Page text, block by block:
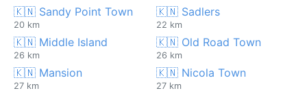
🇰🇳 Sandy Point Town
20 km
🇰🇳 Sadlers
22 km
🇰🇳 Middle Island
26 km
🇰🇳 Old Road Town
26 km
🇰🇳 Mansion
27 km
🇰🇳 Nicola Town
27 km